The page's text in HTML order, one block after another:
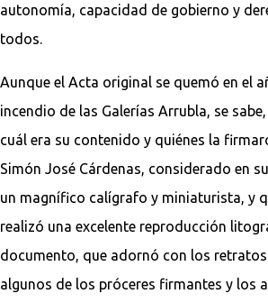
autonomía, capacidad de gobierno y
todos.
Aunque el Acta original se quemó en el
incendio de las Galerías Arrubla, se
cuál era su contenido y quiénes la
Simón José Cárdenas, considerado en
un magnífico calígrafo y miniaturista, y
realizó una excelente reproducción
documento, que adornó con los
algunos de los próceres firmantes y los